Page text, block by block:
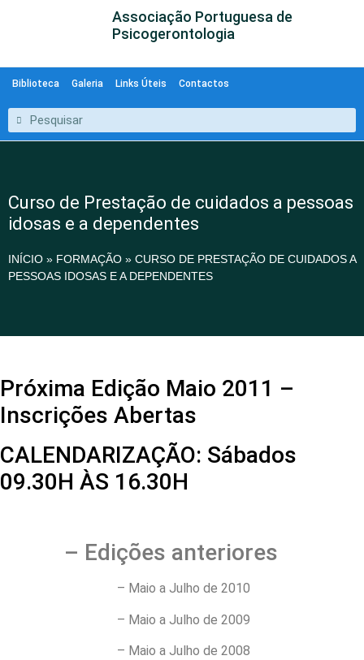
Associação Portuguesa de
Psicogerontologia
Biblioteca Galeria Links Úteis Contactos
Curso de Prestação de cuidados a pessoas
idosas e a dependentes
INÍCIO » FORMAÇÃO » CURSO DE PRESTAÇÃO DE CUIDADOS A
PESSOAS IDOSAS E A DEPENDENTES
Próxima Edição Maio 2011 –
Inscrições Abertas
CALENDARIZAÇÃO:
09.30H ÀS 16.30H
– Edições anteriores
– Maio a Julho de 2010
– Maio a Julho de 2009
– Maio a Julho de 2008